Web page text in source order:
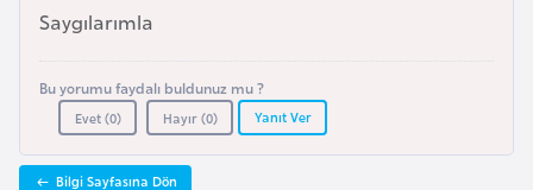
Saygılarımla
Bu yorumu faydalı buldunuz mu ?
Evet (0) Hayır (0) Yanıt Ver
Bilgi Sayfasına Dön
a
n